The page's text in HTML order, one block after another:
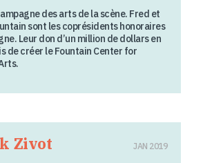
des arts de la scène. Fred et
sont les coprésidents honoraires
Leur don d’un million de dollars en
de créer le Fountain Center for
Zivot JAN 2019